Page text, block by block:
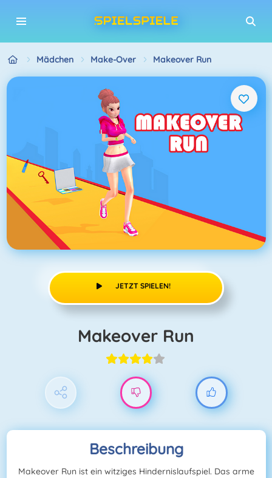
Mädchen Make-Over Makeover Run
JETZT SPIELEN!
Makeover Run
Beschreibung
Makeover Run ist ein witziges Hindernislaufspiel. Das arme